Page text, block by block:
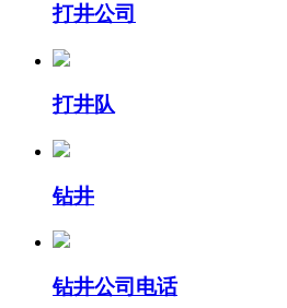
打井公司
打井队
钻井
钻井公司电话